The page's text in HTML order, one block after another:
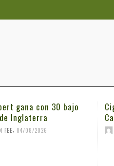
gana con 30 bajo
Inglaterra
FEE 04/08/2026